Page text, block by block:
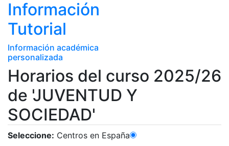
Información
Tutorial
Información académica
personalizada
Horarios del curso 2025/26
de 'JUVENTUD Y
SOCIEDAD'
Seleccione: Centros en España